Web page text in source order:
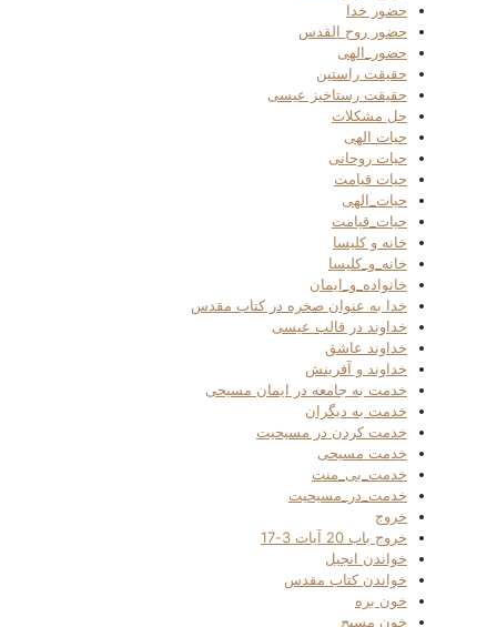
حضور خدا
حضور روح القدس
حضور_الهی
حقیقت راستین
حقیقت رستاخیز عیسی
حل مشکلات
حیات الهی
حیات روحانی
حیات قیامت
حیات_الهی
حیات_قیامت
خانه و کلیسا
خانه_و_کلیسا
خانواده_و_ایمان
خدا به عنوان صخره در کتاب مقدس
خداوند در قالب عیسی
خداوند عاشق
خداوند و آفرینش
خدمت به جامعه در ایمان مسیحی
خدمت به دیگران
خدمت کردن در مسیحیت
خدمت مسیحی
خدمت_بی_منت
خدمت_در_مسیحیت
خروج
خروج باب 20 آیات 3-17
خواندن انجیل
خواندن کتاب مقدس
خون بره
خون مسیح